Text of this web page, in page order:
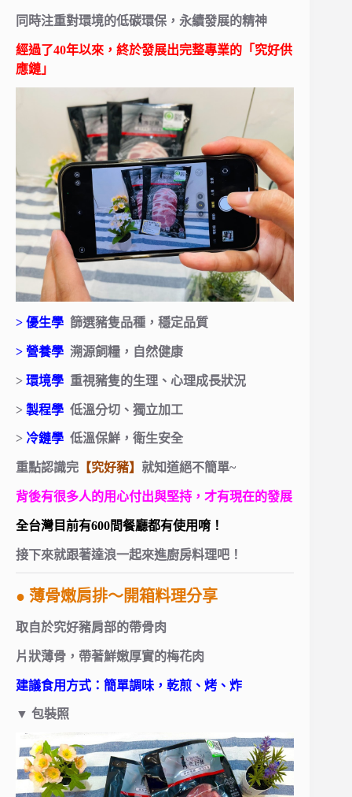
同時注重對環境的低碳環保，永續發展的精神
經過了40年以來，終於發展出完整專業的「究好供
應鏈」
> 優生學 篩選豬隻品種，穩定品質
> 營養學 溯源飼糧，自然健康
> 環境學 重視豬隻的生理、心理成長狀況
> 製程學 低溫分切、獨立加工
> 冷鏈學 低溫保鮮，衛生安全
重點認識完 【究好豬】 就知道絕不簡單~
背後有很多人的用心付出與堅持，才有現在的發展
全台灣目前有600間餐廳都有使用唷！
接下來就跟著達浪一起來進廚房料理吧！
● 薄骨嫩肩排～開箱料理分享
取自於究好豬肩部的帶骨肉
片狀薄骨，帶著鮮嫩厚實的梅花肉
建議食用方式：簡單調味，乾煎、烤、炸
▼ 包裝照